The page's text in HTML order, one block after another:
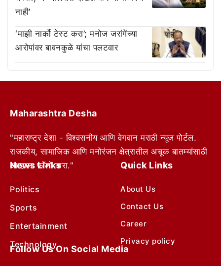
नाही’
‘माझी नार्को टेस्ट करा’; मनोज जरांगेंच्या
आरोपांवर बावनकुळे यांचा पलटवार
Maharashtra Desha
"महाराष्ट्र देशा - विश्वसनीय आणि वेगवान मराठी न्यूज पोर्टल.
राजकीय, सामाजिक आणि मनोरंजन क्षेत्रातील अचूक बातम्यांसाठी
आम्हाला फॉलो करा."
News Links
Politics
Sports
Entertainment
Technology
Quick Links
About Us
Contact Us
Career
Privacy policy
Follow Us On Social Media